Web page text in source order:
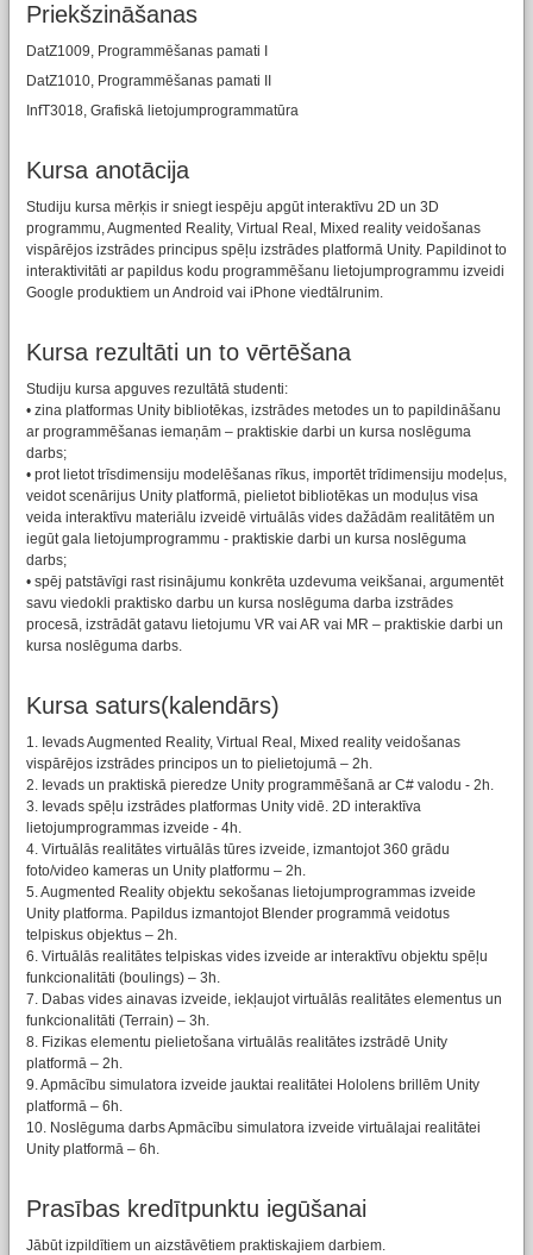
Priekšzināšanas
DatZ1009, Programmēšanas pamati I
DatZ1010, Programmēšanas pamati II
InfT3018, Grafiskā lietojumprogrammatūra
Kursa anotācija
Studiju kursa mērķis ir sniegt iespēju apgūt interaktīvu 2D un 3D
programmu, Augmented Reality, Virtual Real, Mixed reality veidošanas
vispārējos izstrādes principus spēļu izstrādes platformā Unity. Papildinot to
interaktivitāti ar papildus kodu programmēšanu lietojumprogrammu izveidi
Google produktiem un Android vai iPhone viedtālrunim.
Kursa rezultāti un to vērtēšana
Studiju kursa apguves rezultātā studenti:
• zina platformas Unity bibliotēkas, izstrādes metodes un to papildināšanu
ar programmēšanas iemaņām – praktiskie darbi un kursa noslēguma
darbs;
• prot lietot trīsdimensiju modelēšanas rīkus, importēt trīdimensiju modeļus,
veidot scenārijus Unity platformā, pielietot bibliotēkas un moduļus visa
veida interaktīvu materiālu izveidē virtuālās vides dažādām realitātēm un
iegūt gala lietojumprogrammu - praktiskie darbi un kursa noslēguma
darbs;
• spēj patstāvīgi rast risinājumu konkrēta uzdevuma veikšanai, argumentēt
savu viedokli praktisko darbu un kursa noslēguma darba izstrādes
procesā, izstrādāt gatavu lietojumu VR vai AR vai MR – praktiskie darbi un
kursa noslēguma darbs.
Kursa saturs(kalendārs)
1. Ievads Augmented Reality, Virtual Real, Mixed reality veidošanas
vispārējos izstrādes principos un to pielietojumā – 2h.
2. Ievads un praktiskā pieredze Unity programmēšanā ar C# valodu - 2h.
3. Ievads spēļu izstrādes platformas Unity vidē. 2D interaktīva
lietojumprogrammas izveide - 4h.
4. Virtuālās realitātes virtuālās tūres izveide, izmantojot 360 grādu
foto/video kameras un Unity platformu – 2h.
5. Augmented Reality objektu sekošanas lietojumprogrammas izveide
Unity platforma. Papildus izmantojot Blender programmā veidotus
telpiskus objektus – 2h.
6. Virtuālās realitātes telpiskas vides izveide ar interaktīvu objektu spēļu
funkcionalitāti (boulings) – 3h.
7. Dabas vides ainavas izveide, iekļaujot virtuālās realitātes elementus un
funkcionalitāti (Terrain) – 3h.
8. Fizikas elementu pielietošana virtuālās realitātes izstrādē Unity
platformā – 2h.
9. Apmācību simulatora izveide jauktai realitātei Hololens brillēm Unity
platformā – 6h.
10. Noslēguma darbs Apmācību simulatora izveide virtuālajai realitātei
Unity platformā – 6h.
Prasības kredītpunktu iegūšanai
Jābūt izpildītiem un aizstāvētiem praktiskajiem darbiem.